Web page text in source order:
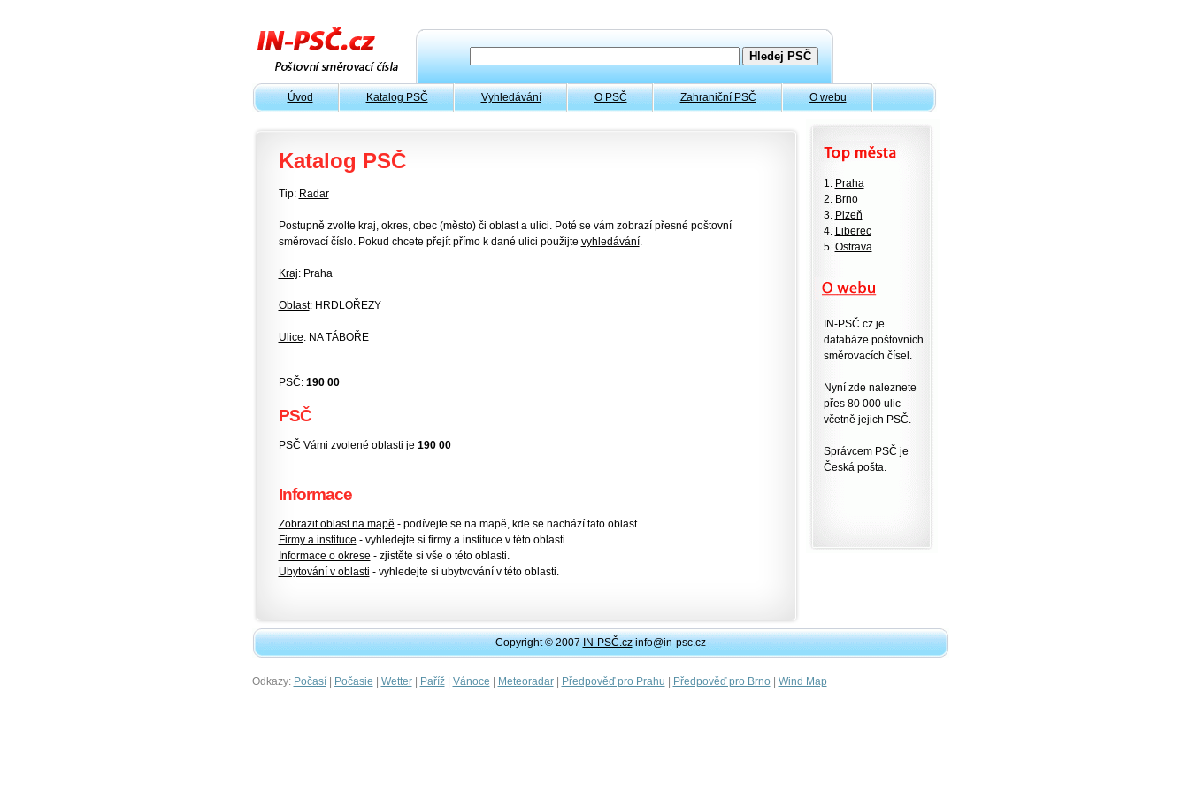
Úvod Katalog PSČ Vyhledávání O PSČ Zahraniční PSČ O webu
Katalog PSČ
Tip: Radar
Postupně zvolte kraj, okres, obec (město) či oblast a ulici. Poté se vám zobrazí přesné poštovní
směrovací číslo. Pokud chcete přejít přímo k dané ulici použijte vyhledávání.
Kraj: Praha
Oblast: HRDLOŘEZY
Ulice: NA TÁBOŘE
PSČ: 190 00
PSČ
PSČ Vámi zvolené oblasti je 190 00
Informace
Zobrazit oblast na mapě - podívejte se na mapě, kde se nachází tato oblast.
Firmy a instituce - vyhledejte si firmy a instituce v této oblasti.
Informace o okrese - zjistěte si vše o této oblasti.
Ubytování v oblasti - vyhledejte si ubytvování v této oblasti.
1. Praha
2. Brno
3. Plzeň
4. Liberec
5. Ostrava
IN-PSČ.cz je
databáze poštovních
směrovacích čísel.
Nyní zde naleznete
přes 80 000 ulic
včetně jejich PSČ.
Správcem PSČ je
Česká pošta.
Copyright © 2007IN-PSČ.czinfo@in-psc.cz
Odkazy: Počasí| Počasie | Wetter| Paříž| Vánoce | Meteoradar| Předpověď pro Prahu | Předpověď pro Brno| Wind Map